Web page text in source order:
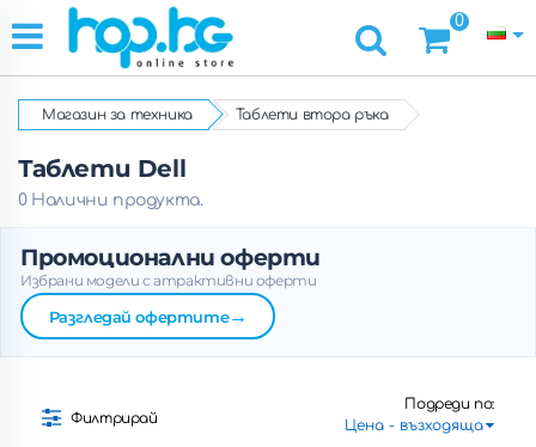
0
Магазин за техника Таблети втора ръка
Таблети Dell
0 Налични продукта.
Промоционални оферти
Избрани модели с атрактивни оферти
Разгледай офертите→
Филтрирай
Подреди по: